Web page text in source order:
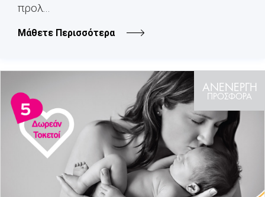
προλ...
Μάθετε Περισσότερα
ΑΝΕΝΕΡΓΗ
ΠΡΟΣΦΟΡΑ